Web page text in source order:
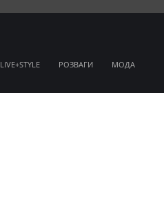
LIVE+STYLE РОЗВАГИ МОДА